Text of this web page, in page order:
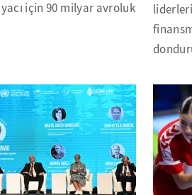
için 90 milyar avroluk